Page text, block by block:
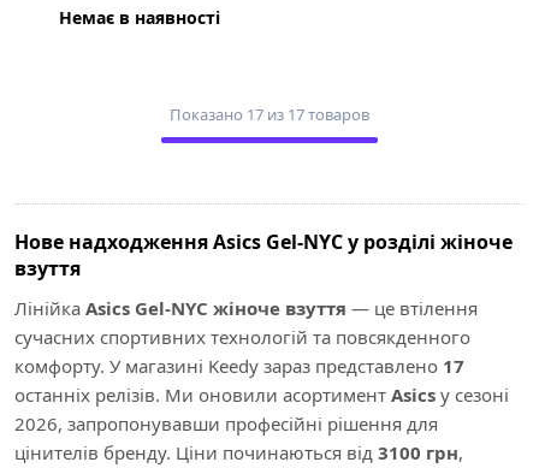
Немає в наявності
Показано 17 из 17 товаров
Нове надходження Asics Gel-NYC у розділі жіноче
взуття
Лінійка Asics Gel-NYC жіноче взуття — це втілення
сучасних спортивних технологій та повсякденного
комфорту. У магазині Keedy зараз представлено 17
останніх релізів. Ми оновили асортимент Asics у сезоні
2026, запропонувавши професійні рішення для
цінителів бренду. Ціни починаються від 3100 грн,